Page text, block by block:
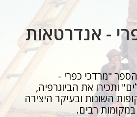
- אנדרטאות
"מרדכי כפרי -
ותכירו את הביוגרפיה,
השונות ובעיקר היצירה
רבים.